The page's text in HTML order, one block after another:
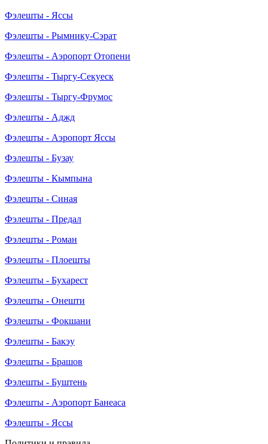
Фэлешты - Яссы
Фэлешты - Рымнику-Сэрат
Фэлешты - Аэропорт Отопени
Фэлешты - Тыргу-Секуеск
Фэлешты - Тыргу-Фрумос
Фэлешты - Аджд
Фэлешты - Аэропорт Яссы
Фэлешты - Бузау
Фэлешты - Кымпына
Фэлешты - Синая
Фэлешты - Предал
Фэлешты - Роман
Фэлешты - Плоешты
Фэлешты - Бухарест
Фэлешты - Онешти
Фэлешты - Фокшани
Фэлешты - Бакэу
Фэлешты - Брашов
Фэлешты - Буштень
Фэлешты - Аэропорт Банеаса
Фэлешты - Яссы